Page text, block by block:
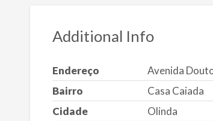
Additional Info
Endereço
Avenida
Bairro
Casa Caiada
Cidade
Olinda